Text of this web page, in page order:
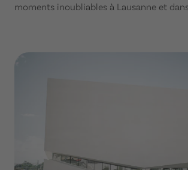
moments inoubliables à Lausanne et